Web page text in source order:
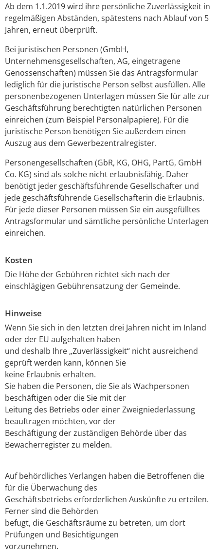
Ab dem 1.1.2019 wird ihre persönliche Zuverlässigkeit in
regelmäßigen Abständen, spätestens nach Ablauf von 5
Jahren, erneut überprüft.
Bei juristischen Personen (GmbH,
Unternehmensgesellschaften, AG, eingetragene
Genossenschaften) müssen Sie das Antragsformular
lediglich für die juristische Person selbst ausfüllen. Alle
personenbezogenen Unterlagen müssen Sie für alle zur
Geschäftsführung berechtigten natürlichen Personen
einreichen (zum Beispiel Personalpapiere). Für die
juristische Person benötigen Sie außerdem einen
Auszug aus dem Gewerbezentralregister.
Personengesellschaften (GbR, KG, OHG, PartG, GmbH
Co. KG) sind als solche nicht erlaubnisfähig. Daher
benötigt jeder geschäftsführende Gesellschafter und
jede geschäftsführende Gesellschafterin die Erlaubnis.
Für jede dieser Personen müssen Sie ein ausgefülltes
Antragsformular und sämtliche persönliche Unterlagen
einreichen.
Kosten
Die Höhe der Gebühren richtet sich nach der
einschlägigen Gebührensatzung der Gemeinde.
Hinweise
Wenn Sie sich in den letzten drei Jahren nicht im Inland
oder der EU aufgehalten haben
und deshalb Ihre „Zuverlässigkeit“ nicht ausreichend
geprüft werden kann, können Sie
keine Erlaubnis erhalten.
Sie haben die Personen, die Sie als Wachpersonen
beschäftigen oder die Sie mit der
Leitung des Betriebs oder einer Zweigniederlassung
beauftragen möchten, vor der
Beschäftigung der zuständigen Behörde über das
Bewacherregister zu melden.
Auf behördliches Verlangen haben die Betroffenen die
für die Überwachung des
Geschäftsbetriebs erforderlichen Auskünfte zu erteilen.
Ferner sind die Behörden
befugt, die Geschäftsräume zu betreten, um dort
Prüfungen und Besichtigungen
vorzunehmen.